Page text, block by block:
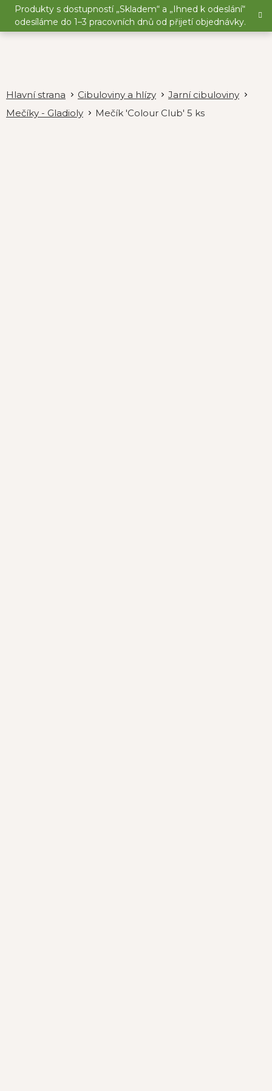
Přejít
obsah
Produkty s dostupností „Skladem“ a „Ihned k odeslání“
odesíláme do 1–3 pracovních dnů od přijetí objednávky.
Cibuloviny a hlízy
Jarní cibuloviny
Mečíky - Gladioly
Mečík 'Colour Club' 5 ks